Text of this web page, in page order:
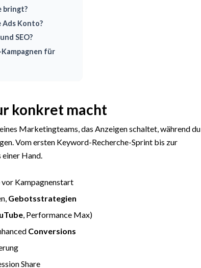
bringt?
Ads Konto?
SEO?
für
konkret macht
Marketingteams, das Anzeigen schaltet, während du
Vom ersten Keyword-Recherche-Sprint bis zur
Hand.
vor Kampagnenstart
Gebotsstrategien
, Performance Max)
Conversions
Share